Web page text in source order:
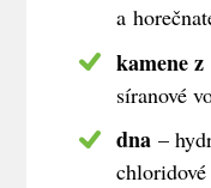
a
kamene
síranové
dna –